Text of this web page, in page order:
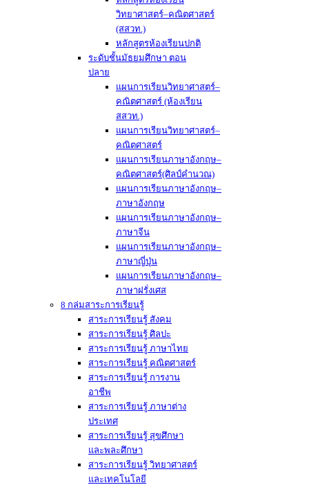
วิทยาศาสตร์–คณิตศาสตร์
(สสวท.)
หลักสูตรห้องเรียนปกติ
ระดับชั้นมัธยมศึกษา ตอน
ปลาย
แผนการเรียนวิทยาศาสตร์–
คณิตศาสตร์ (ห้องเรียน
สสวท.)
แผนการเรียนวิทยาศาสตร์–
คณิตศาสตร์
แผนการเรียนภาษาอังกฤษ–
คณิตศาสตร์(ศิลป์คำนวณ)
แผนการเรียนภาษาอังกฤษ–
ภาษาอังกฤษ
แผนการเรียนภาษาอังกฤษ–
ภาษาจีน
แผนการเรียนภาษาอังกฤษ–
ภาษาญี่ปุ่น
แผนการเรียนภาษาอังกฤษ–
ภาษาฝรั่งเศส
8 กล่มสาระการเรียนรู้
สาระการเรียนรู้ สังคม
สาระการเรียนรู้ ศิลปะ
สาระการเรียนรู้ ภาษาไทย
สาระการเรียนรู้ คณิตศาสตร์
สาระการเรียนรู้ การงาน
อาชีพ
สาระการเรียนรู้ ภาษาต่าง
ประเทศ
สาระการเรียนรู้ สุขศึกษา
และพละศึกษา
สาระการเรียนรู้ วิทยาศาสตร์
และเทคโนโลยี